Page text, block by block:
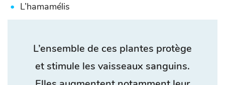
L’hamamélis
L’ensemble de ces plantes protège
et stimule les vaisseaux sanguins.